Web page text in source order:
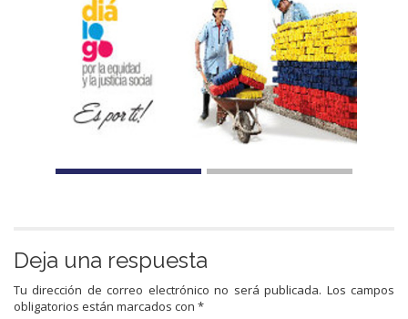
Deja una respuesta
Tu dirección de correo electrónico no será publicada. Los campos
obligatorios están marcados con *